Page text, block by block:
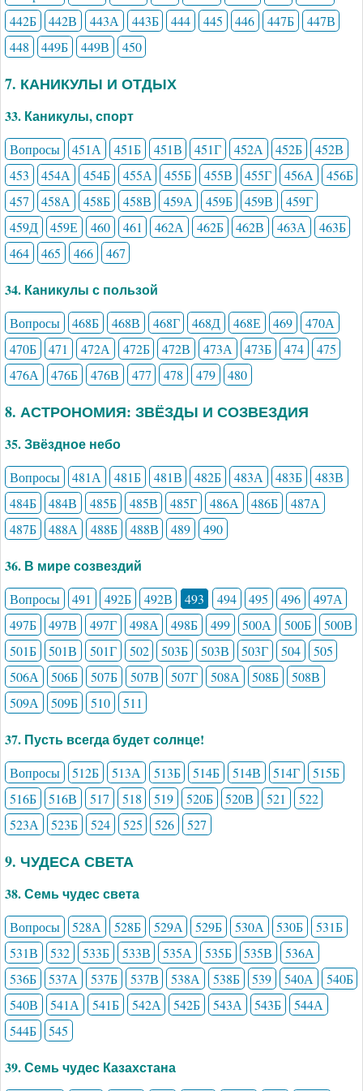
442Б
442В 443А 443Б 444 445 446 447Б
447В
448
449Б 449В 450
7. КАНИКУЛЫ И ОТДЫХ
33. Каникулы, спорт
Вопросы 451А 451Б 451В 451Г 452А 452Б
452В
453
454А 454Б 455А 455Б 455В 455Г 456А
456Б
457
458А 458Б 458В 459А 459Б 459В
459Г
459Д
459Е 460 461 462А 462Б 462В 463А
463Б
464
465 466 467
34. Каникулы с пользой
Вопросы 468Б 468В 468Г 468Д 468Е 469
470А
470Б
471 472А 472Б 472В 473А 473Б 474
475
476А
476Б 476В 477 478 479 480
8. АСТРОНОМИЯ: ЗВЁЗДЫ И СОЗВЕЗДИЯ
35. Звёздное небо
Вопросы 481А 481Б 481В 482Б 483А 483Б
483В
484Б
484В 485Б 485В 485Г 486А 486Б
487А
487Б
488А 488Б 488В 489 490
36. В мире созвездий
Вопросы 491 492Б 492В 493 494 495 496
497А
497Б
497В 497Г 498А 498Б 499 500А 500Б
500В
501Б
501В 501Г 502 503Б 503В 503Г 504
505
506А
506Б 507Б 507В 507Г 508А 508Б
508В
509А
509Б 510 511
37. Пусть всегда будет солнце!
Вопросы 512Б 513А 513Б 514Б 514В 514Г
515Б
516Б
516В 517 518 519 520Б 520В 521
522
523А
523Б 524 525 526 527
9. ЧУДЕСА СВЕТА
38. Семь чудес света
Вопросы 528А 528Б 529А 529Б 530А 530Б
531Б
531В
532 533Б 533В 535А 535Б 535В
536А
536Б
537А 537Б 537В 538А 538Б 539 540А
540Б
540В
541А 541Б 542А 542Б 543А 543Б
544А
544Б
545
39. Семь чудес Казахстана